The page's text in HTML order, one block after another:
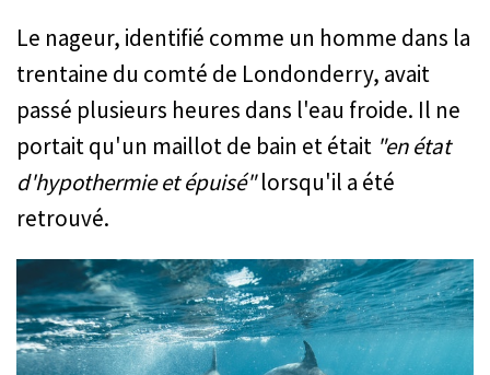
Le nageur, identifié comme un homme dans la
trentaine du comté de Londonderry, avait
passé plusieurs heures dans l'eau froide. Il ne
portait qu'un maillot de bain et était "en état
d'hypothermie et épuisé"lorsqu'il a été
retrouvé.